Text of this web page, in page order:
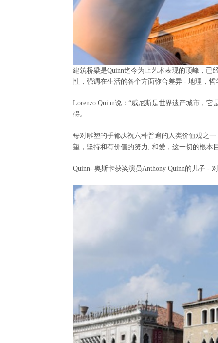
建筑桥梁是Quinn迄今为止艺术表现的顶峰，已
性，强调在生活的各个方面弥合差异 - 地理，哲
Lorenzo Quinn说：“威尼斯是世界遗产城市，它
碍。
每对雕塑的手都庆祝六种普遍的人类价值观之
望，坚持和有价值的努力 ; 和爱，这一切的根本
Quinn- 奥斯卡获奖演员Anthony Quinn的儿子 -